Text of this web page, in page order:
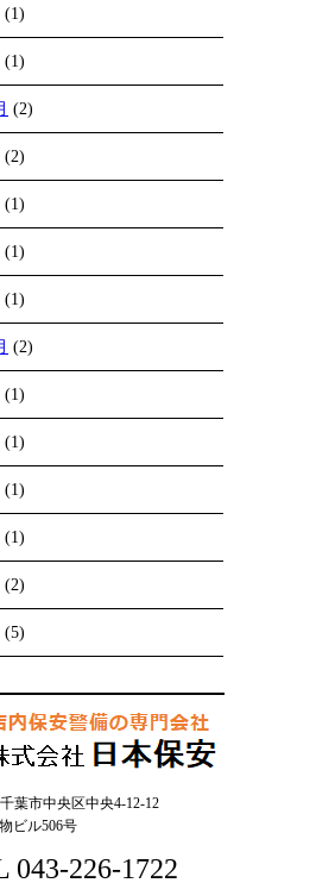
(1)
(1)
(2)
(2)
(1)
(1)
(1)
(2)
(1)
(1)
(1)
(1)
(2)
(5)
葉市中央区中央4-12-12
ビル506号
043-226-1722